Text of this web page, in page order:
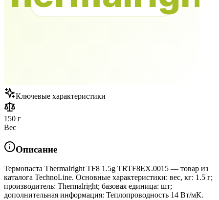
Ключевые характеристики
150 г
Вес
Описание
Термопаста Thermalright TF8 1.5g TRTF8EX.0015 — товар из
каталога TechnoLine. Основные характеристики: вес, кг: 1.5 г;
производитель: Thermalright; базовая единица: шт;
дополнительная информация: Теплопроводность 14 Вт/мК.